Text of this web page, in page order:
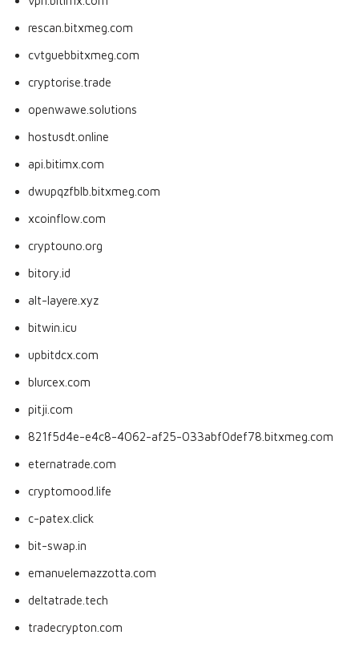
rescan.bitxmeg.com
cvtguebbitxmeg.com
cryptorise.trade
openwawe.solutions
hostusdt.online
api.bitimx.com
dwupqzfblb.bitxmeg.com
xcoinflow.com
cryptouno.org
bitory.id
alt-layere.xyz
bitwin.icu
upbitdcx.com
blurcex.com
pitji.com
821f5d4e-e4c8-4062-af25-033abf0def78.bitxmeg.com
eternatrade.com
cryptomood.life
c-patex.click
bit-swap.in
emanuelemazzotta.com
deltatrade.tech
tradecrypton.com